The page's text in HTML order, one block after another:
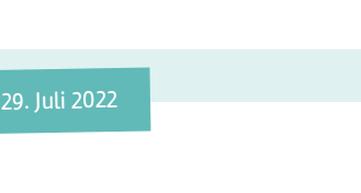
Juli 2022